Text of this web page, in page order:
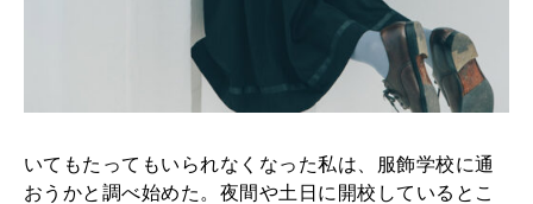
いてもたってもいられなくなった私は、服飾学校に通
おうかと調べ始めた。夜間や土日に開校しているとこ